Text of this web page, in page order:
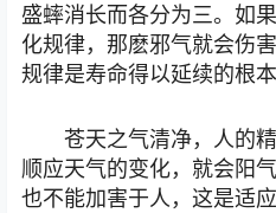
盛蟀消长而各分为三。如
化规律，那麽邪气就会伤
规律是寿命得以延续的根本
苍天之气清净，人的
顺应天气的变化，就会阳
也不能加害于人，这是适